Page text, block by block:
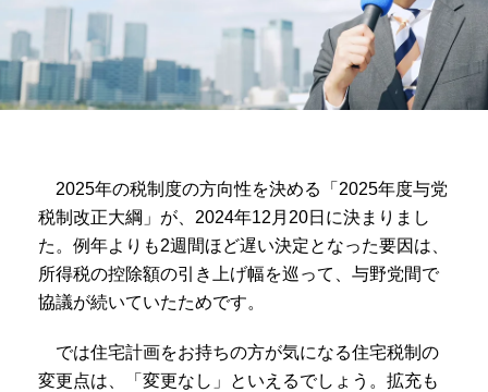
2025年の税制度の方向性を決める「2025年度与党
税制改正大綱」が、2024年12月20日に決まりまし
た。例年よりも2週間ほど遅い決定となった要因は、
所得税の控除額の引き上げ幅を巡って、与野党間で
協議が続いていたためです。
では住宅計画をお持ちの方が気になる住宅税制の
変更点は、「変更なし」といえるでしょう。拡充も